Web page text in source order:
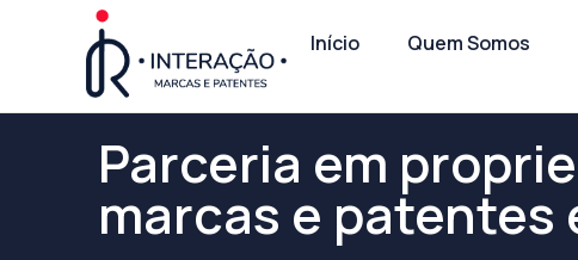
Início Quem Somos
Parceria em
marcas e patentes